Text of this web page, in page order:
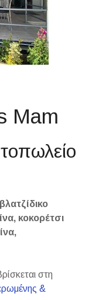
Mam
κοκορέτσι
στη
&